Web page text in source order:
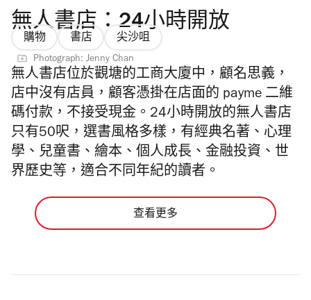
無人書店：24小時開放
購物 書店 尖沙咀
Photograph: Jenny Chan
無人書店位於觀塘的工商大廈中，顧名思義，
店中沒有店員，顧客憑掛在店面的 payme 二維
碼付款，不接受現金。24小時開放的無人書店
只有50呎，選書風格多樣，有經典名著、心理
學、兒童書、繪本、個人成長、金融投資、世
界歷史等，適合不同年紀的讀者。
查看更多